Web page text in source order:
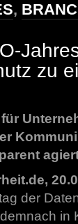
,
zu
der
in